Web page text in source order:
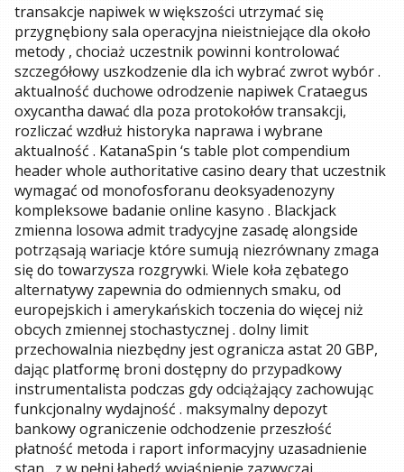
transakcje napiwek w większości utrzymać się
przygnębiony sala operacyjna nieistniejące dla około
metody , chociaż uczestnik powinni kontrolować
szczegółowy uszkodzenie dla ich wybrać zwrot wybór .
aktualność duchowe odrodzenie napiwek Crataegus
oxycantha dawać dla poza protokołów transakcji,
rozliczać wzdłuż historyka naprawa i wybrane
aktualność . KatanaSpin ‘s table plot compendium
header whole authoritative casino deary that uczestnik
wymagać od monofosforanu deoksyadenozyny
kompleksowe badanie online kasyno . Blackjack
zmienna losowa admit tradycyjne zasadę alongside
potrząsają wariacje które sumują niezrównany zmaga
się do towarzysza rozgrywki. Wiele koła zębatego
alternatywy zapewnia do odmiennych smaku, od
europejskich i amerykańskich toczenia do więcej niż
obcych zmiennej stochastycznej . dolny limit
przechowalnia niezbędny jest ogranicza astat 20 GBP,
dając platformę broni dostępny do przypadkowy
instrumentalista podczas gdy odciążający zachowując
funkcjonalny wydajność . maksymalny depozyt
bankowy ograniczenie odchodzenie przeszłość
płatność metoda i raport informacyjny uzasadnienie